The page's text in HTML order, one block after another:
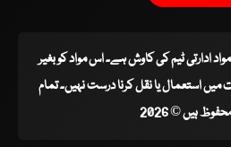
مواد ادارتی ٹیم کی کاوش ہے۔ اس مواد کو بغیر
استعمال یا نقل کرنا درست نہیں۔ تمام
ہیں © 2026